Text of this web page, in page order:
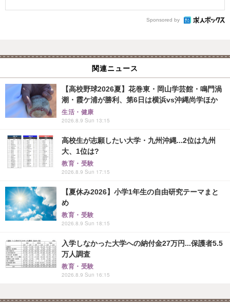
Sponsored by
関連ニュース
【高校野球2026夏】花巻東・岡山学芸館・鳴門渦
潮・霞ケ浦が勝利、第6日は横浜vs沖縄尚学ほか
生活・健康
2026.8.9 Sun 13:15
高校生が志願したい大学・九州沖縄...2位は九州
大、1位は?
教育・受験
2026.8.9 Sun 17:15
【夏休み2026】小学1年生の自由研究テーマまと
め
教育・受験
2026.8.9 Sun 18:15
入学しなかった大学への納付金27万円...保護者5.5
万人調査
教育・受験
2026.8.9 Sun 16:15